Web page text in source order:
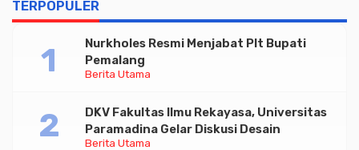
TERPOPULER
Berita Utama
Nurkholes Resmi Menjabat Plt Bupati
Pemalang
Berita Utama
DKV Fakultas Ilmu Rekayasa, Universitas
Paramadina Gelar Diskusi Desain